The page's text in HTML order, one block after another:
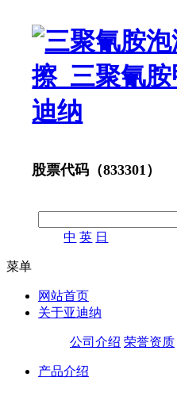
股票代码（833301）
中 英 日
菜单
网站首页
关于亚迪纳
公司介绍 荣誉资质
产品介绍